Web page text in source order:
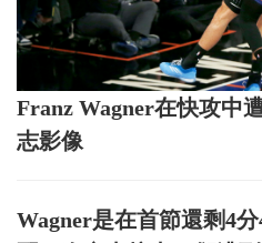
Franz Wagner在快攻中
志影像
Wagner是在首節還剩4